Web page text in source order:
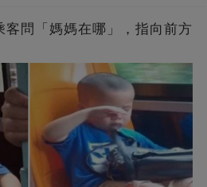
問「媽媽在哪」，指向前方